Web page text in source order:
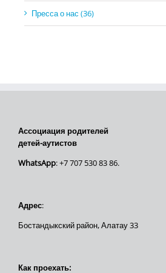
Пресса о нас (36)
Ассоциация родителей
детей-аутистов
WhatsApp: +7 707 530 83 86.
Адрес:
Бостандыкский район, Алатау 33
Как проехать: